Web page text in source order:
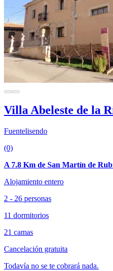
Villa Abeleste de la
Fuentelisendo
(0)
A 7.8 Km de San Martín de
Alojamiento entero
2 - 26 personas
11 dormitorios
21 camas
Cancelación gratuita
Todavía no se te cobrará nada.